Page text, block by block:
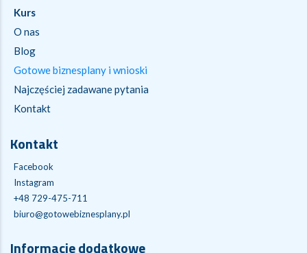
Kurs
O nas
Blog
Gotowe biznesplany i wnioski
Najczęściej zadawane pytania
Kontakt
Kontakt
Facebook
Instagram
+48 729-475-711
biuro@gotowebiznesplany.pl
Informacje dodatkowe